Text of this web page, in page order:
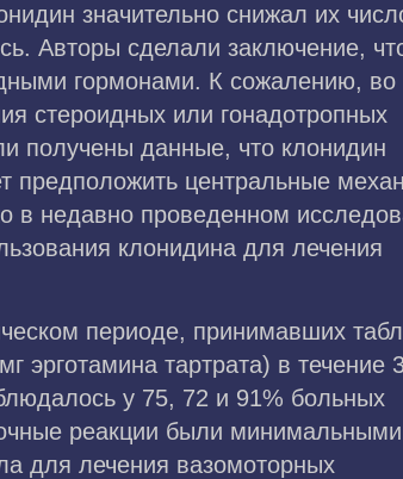
значительно снижал их
Авторы сделали заключение,
гормонами. К сожалению, во
стероидных или гонадотропных
получены данные, что клонидин
предположить центральные
в недавно проведенном
клонидина для лечения
периоде, принимавших
эрготамина тартрата) в течение
у 75, 72 и 91% больных
реакции были
для лечения вазомоторных